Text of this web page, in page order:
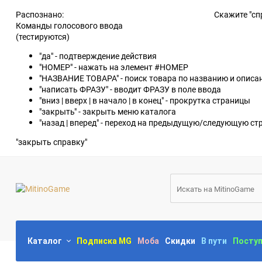
Распознано:
Скажите
Команды голосового ввода
(тестируются)
"да" - подтверждение действия
"НОМЕР" - нажать на элемент #НОМЕР
"НАЗВАНИЕ ТОВАРА" - поиск товара по названию и
"написать ФРАЗУ" - вводит ФРАЗУ в поле ввода
"вниз | вверх | в начало | в конец" - прокрутка страницы
"закрыть" - закрыть меню каталога
"назад | вперед" - переход на предыдущую/следующую
"закрыть справку"
Каталог Скидки В пути
Подписка MG Моба